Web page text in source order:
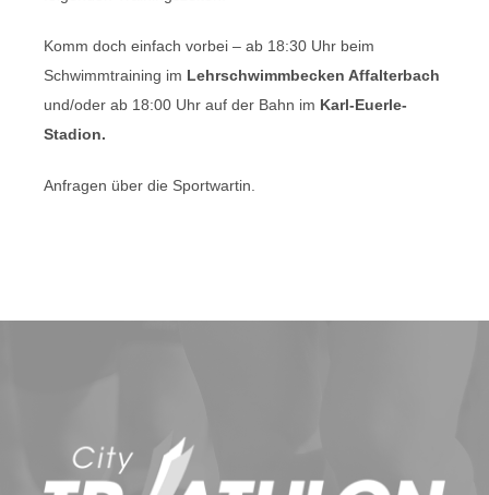
Komm doch einfach vorbei – ab 18:30 Uhr beim
Schwimmtraining im Lehrschwimmbecken Affalterbach
und/oder ab 18:00 Uhr auf der Bahn im Karl-Euerle-
Stadion.
Anfragen über die Sportwartin.